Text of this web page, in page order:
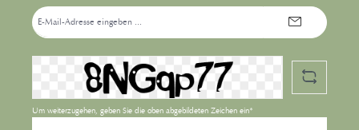
E-
Mail-
Adresse*
Um weiterzugehen, geben Sie die oben abgebildeten Zeichen ein*